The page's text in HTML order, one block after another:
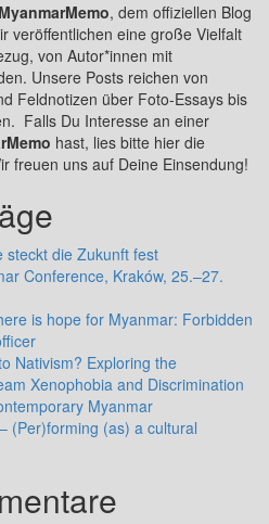
MyanmarMemo, dem offiziellen Blog
veröffentlichen eine große Vielfalt
von Autor*innen mit
Unsere Posts reichen von
Feldnotizen über Foto-Essays bis
Falls Du Interesse an einer
hast, lies bitte hier die
freuen uns auf Deine Einsendung!
steckt die Zukunft fest
Conference, Kraków, 25.–27.
is hope for Myanmar: Forbidden
Nativism? Exploring the
Xenophobia and Discrimination
Myanmar
(Per)forming (as) a cultural